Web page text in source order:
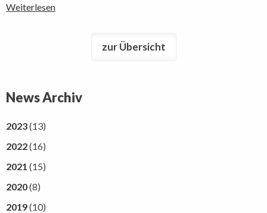
Weiterlesen
zur Übersicht
News Archiv
2023(13)
2022(16)
2021 (15)
2020(8)
2019(10)